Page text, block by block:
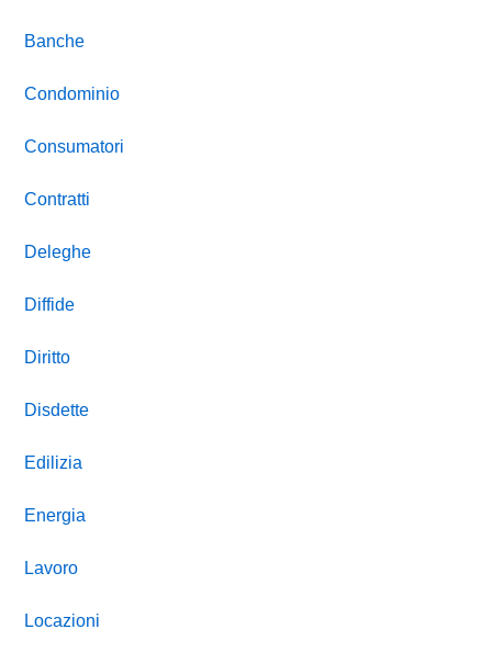
Banche
Condominio
Consumatori
Contratti
Deleghe
Diffide
Diritto
Disdette
Edilizia
Energia
Lavoro
Locazioni